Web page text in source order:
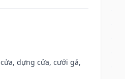
dựng cửa, cưới gả,